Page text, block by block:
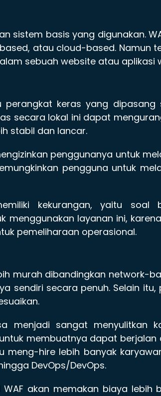
sistem basis yang digunakan.
atau cloud-based. Namun
sebuah website atau aplikasi
perangkat keras yang dipasang
secara lokal ini dapat
stabil dan lancar.
penggunanya untuk
pengguna untuk
kekurangan, yaitu soal
menggunakan layanan ini,
pemeliharaan operasional.
murah dibandingkan network-
sendiri secara penuh. Selain itu,
menjadi sangat menyulitkan
membuatnya dapat berjalan
meng-hire lebih banyak
DevOps/DevOps.
akan memakan biaya lebih